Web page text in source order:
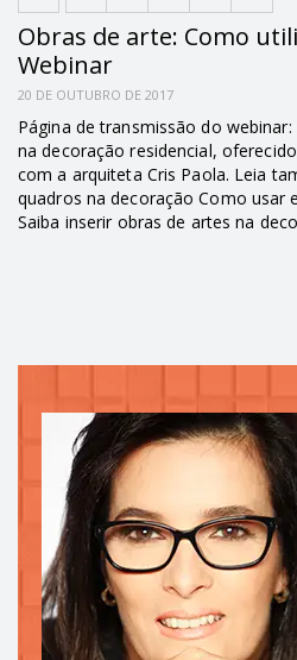
Obras de arte: Como
Webinar
20 DE OUTUBRO DE 2017
Página de transmissão do
na decoração residencial,
com a arquiteta Cris Paola. Leia
quadros na decoração Como usar
Saiba inserir obras de artes na